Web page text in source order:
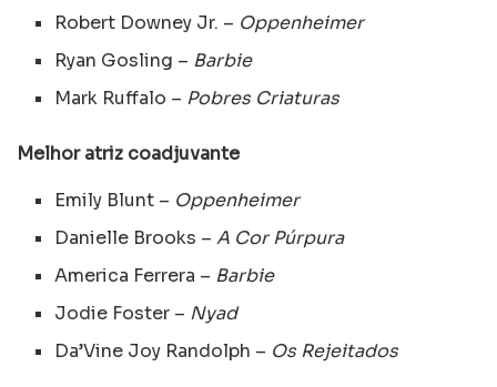
Robert Downey Jr. – Oppenheimer
Ryan Gosling – Barbie
Mark Ruffalo – Pobres Criaturas
Melhor atriz coadjuvante
Emily Blunt – Oppenheimer
Danielle Brooks –A Cor Púrpura
America Ferrera – Barbie
Jodie Foster – Nyad
Da’Vine Joy Randolph – Os Rejeitados